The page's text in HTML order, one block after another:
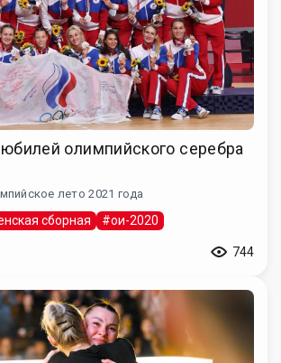
олимпийского серебра
лето 2021 года
сборная #ои-2020
744